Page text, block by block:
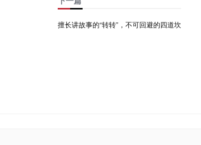
擅长讲故事的“转转”，不可回避的四道坎